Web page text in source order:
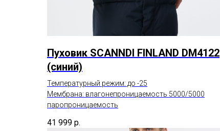
Пуховик SCANNDI FINLAND DM4122
(синий)
Температурный режим: до -25
Мембрана: влагонепроницаемость 5000/5000
паропроницаемость
41 999 р.